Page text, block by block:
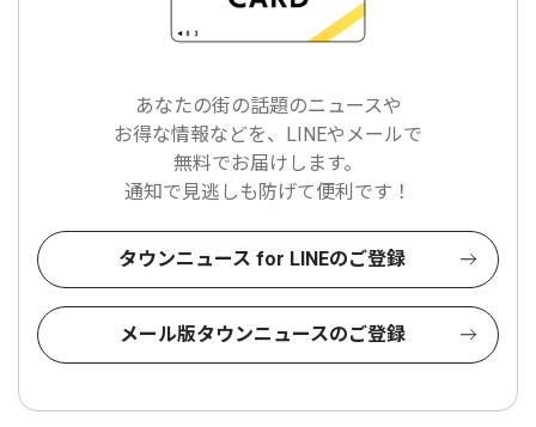
あなたの街の話題のニュースや
お得な情報などを、LINEやメールで
無料でお届けします。
通知で見逃しも防げて便利です！
タウンニュース for LINEのご登録
メール版タウンニュースのご登録